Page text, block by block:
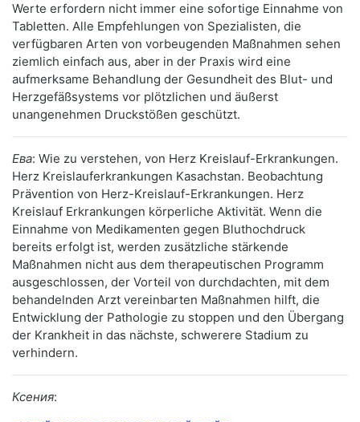
Werte erfordern nicht immer eine sofortige Einnahme von
Tabletten. Alle Empfehlungen von Spezialisten, die
verfügbaren Arten von vorbeugenden Maßnahmen sehen
ziemlich einfach aus, aber in der Praxis wird eine
aufmerksame Behandlung der Gesundheit des Blut- und
Herzgefäßsystems vor plötzlichen und äußerst
unangenehmen Druckstößen geschützt.
Ева: Wie zu verstehen, von Herz Kreislauf-Erkrankungen.
Herz Kreislauferkrankungen Kasachstan. Beobachtung
Prävention von Herz-Kreislauf-Erkrankungen. Herz
Kreislauf Erkrankungen körperliche Aktivität. Wenn die
Einnahme von Medikamenten gegen Bluthochdruck
bereits erfolgt ist, werden zusätzliche stärkende
Maßnahmen nicht aus dem therapeutischen Programm
ausgeschlossen, der Vorteil von durchdachten, mit dem
behandelnden Arzt vereinbarten Maßnahmen hilft, die
Entwicklung der Pathologie zu stoppen und den Übergang
der Krankheit in das nächste, schwerere Stadium zu
verhindern.
Ксения: